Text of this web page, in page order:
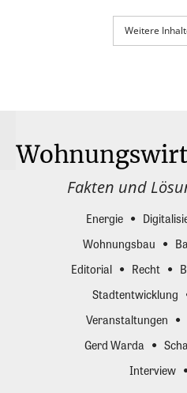
Weitere
Fakten und
Energie
Wohnungsbau
Editorial
Recht
Stadtentwicklung
Veranstaltungen
Gerd Warda
Interview